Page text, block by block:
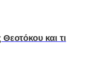
Θεοτόκου και τι